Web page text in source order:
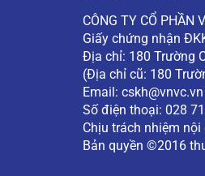
CÔNG TY CỔ PHẦN
Giấy chứng nhận
Địa chỉ: 180 Trường
(Địa chỉ cũ: 180
Email: cskh@vnvc.vn
Số điện thoại: 028
Chịu trách nhiệm
Bản quyền ©2016